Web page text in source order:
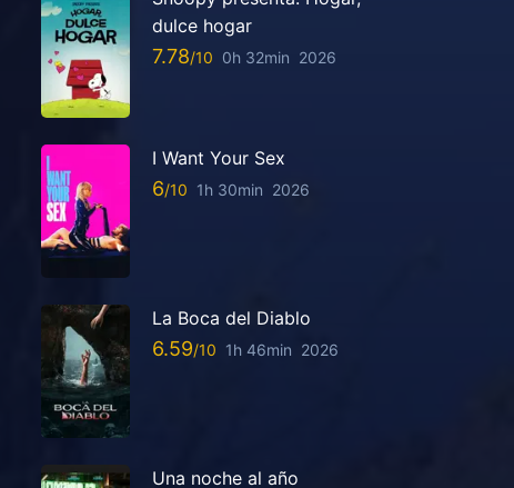
dulce hogar
7.78 0h 32min 2026
I Want Your Sex
6 1h 30min 2026
La Boca del Diablo
6.59 1h 46min 2026
Una noche al año